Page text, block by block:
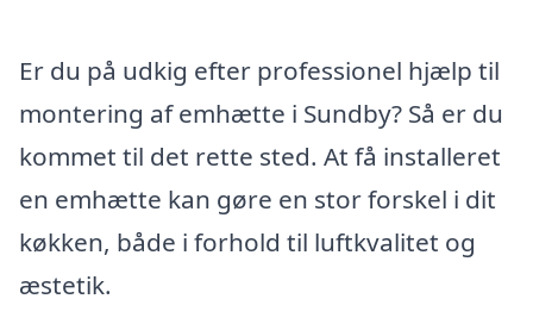
Er du på udkig efter professionel hjælp til
montering af emhætte i Sundby? Så er du
kommet til det rette sted. At få installeret
en emhætte kan gøre en stor forskel i dit
køkken, både i forhold til luftkvalitet og
æstetik.